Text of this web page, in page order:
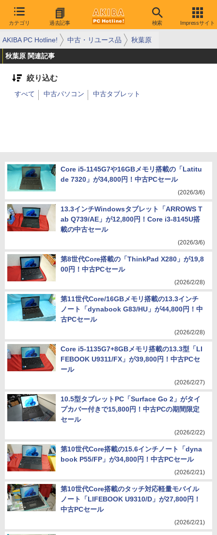
カテゴリ 過去記事 検索 Impressサイト
AKIBA PC Hotline! 中古・リユース品 秋葉原
秋葉原 関連記事
絞り込む
すべて 中古パソコン 中古タブレット
Core i5-1145G7や16GBメモリ搭載の「Latitu
de 7320」が34,800円！中古PCセール
(2026/3/6)
13.3インチWindowsタブレット「ARROWS T
ab Q739/AE」が12,800円！Core i3-8145U搭
載の中古セール
(2026/3/6)
第8世代Core搭載の「ThinkPad X280」が19,8
00円！中古PCセール
(2026/2/28)
第11世代Core/16GBメモリ搭載の13.3インチ
ノート「dynabook G83/HU」が44,800円！中
古PCセール
(2026/2/28)
Core i5-1135G7+8GBメモリ搭載の13.3型「LI
FEBOOK U9311/FX」が39,800円！中古PCセ
ール
(2026/2/27)
10.5型タブレットPC「Surface Go 2」がタイ
プカバー付きで15,800円！中古PCの期間限定
セール
(2026/2/22)
第10世代Core搭載の15.6インチノート「dyna
book P55/FP」が34,800円！中古PCセール
(2026/2/21)
第10世代Core搭載のタッチ対応軽量モバイル
ノート「LIFEBOOK U9310/D」が27,800円！
中古PCセール
(2026/2/21)